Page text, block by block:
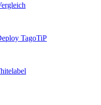
TagoTiP